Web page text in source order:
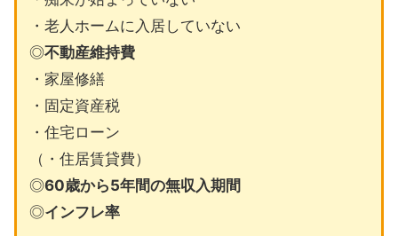
・老人ホームに入居していない
◎不動産維持費
・家屋修繕
・固定資産税
・住宅ローン
（・住居賃貸費）
◎60歳から5年間の無収入期間
◎インフレ率